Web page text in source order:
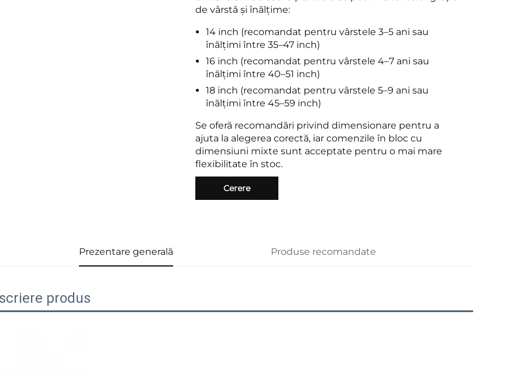
de vârstă și înălțime:
14 inch (recomandat pentru vârstele 3–5 ani sau
înălțimi între 35–47 inch)
16 inch (recomandat pentru vârstele 4–7 ani sau
înălțimi între 40–51 inch)
18 inch (recomandat pentru vârstele 5–9 ani sau
înălțimi între 45–59 inch)
Se oferă recomandări privind dimensionare pentru a
ajuta la alegerea corectă, iar comenzile în bloc cu
dimensiuni mixte sunt acceptate pentru o mai mare
flexibilitate în stoc.
Cerere
Prezentare generală Produse recomandate
produs